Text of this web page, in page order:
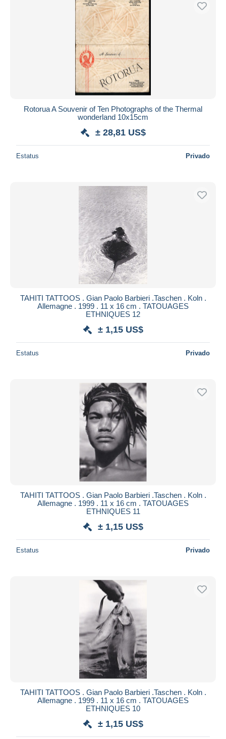
Sólo con descuento
Métodos de pago
PayPal
Transferencia bancaria
Mastercard
Maestro
Deseleccionar todo
Aplicar
Rotorua A Souvenir of Ten Photographs of the Thermal
wonderland 10x15cm
± 28,81 US$
Estatus Privado
TAHITI TATTOOS . Gian Paolo Barbieri .Taschen . Koln .
Allemagne . 1999 . 11 x 16 cm . TATOUAGES
ETHNIQUES 12
± 1,15 US$
Estatus Privado
TAHITI TATTOOS . Gian Paolo Barbieri .Taschen . Koln .
Allemagne . 1999 . 11 x 16 cm . TATOUAGES
ETHNIQUES 11
± 1,15 US$
Estatus Privado
TAHITI TATTOOS . Gian Paolo Barbieri .Taschen . Koln .
Allemagne . 1999 . 11 x 16 cm . TATOUAGES
ETHNIQUES 10
± 1,15 US$